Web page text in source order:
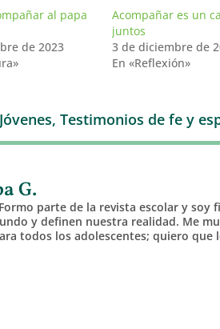
al papa
de 2023
Acompañar es un
juntos
3 de diciembre de
En «Reflexión»
Jóvenes, Testimonios de fe y
G.
parte de la revista escolar y soy
y definen nuestra realidad. Me
todos los adolescentes; quiero que